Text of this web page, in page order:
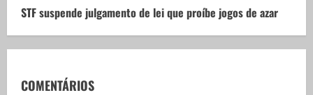
STF suspende julgamento de lei que proíbe jogos de azar
COMENTÁRIOS